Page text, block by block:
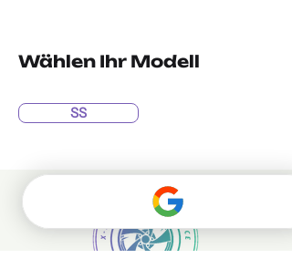
Wählen Ihr Modell
SS